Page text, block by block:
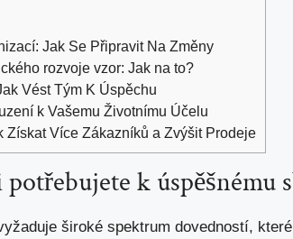
Jak Se Připravit Na Změny
rozvoje vzor: Jak na to?
Vést Tým K Úspěchu
k Vašemu Životnímu Účelu
Získat Více Zákazníků a Zvýšit Prodeje
potřebujete k úspěšnému
široké spektrum ⁤dovedností,